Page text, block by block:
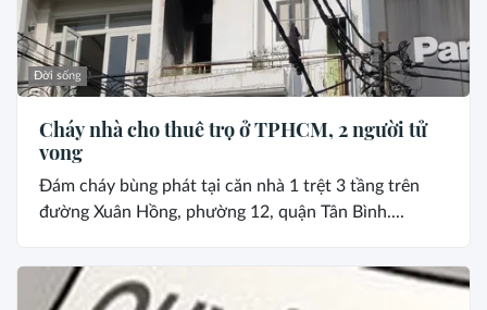
Đời sống
Cháy nhà cho thuê trọ ở TPHCM, 2 người tử
vong
Đám cháy bùng phát tại căn nhà 1 trệt 3 tầng trên
đường Xuân Hồng, phường 12, quận Tân Bình....